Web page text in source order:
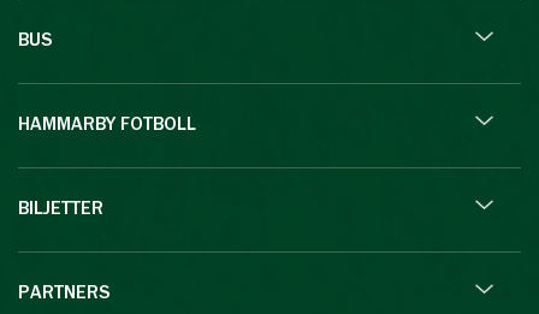
BUS
HAMMARBY FOTBOLL
BILJETTER
PARTNERS